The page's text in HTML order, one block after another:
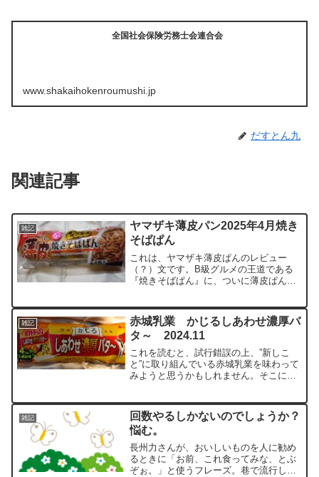
全国社会保険労務士会連合会
www.shakaihokenroumushi.jp
だすとん九
関連記事
雑記
ヤマザキ薄皮パン2025年4月焼き
そばぱん
これは、ヤマザキ薄皮ぱんのレビュー
（？）文です。B級グルメの王道である
『焼きそばぱん』に、ついに薄皮ぱんが
質 2.1g脂質 1.5g炭水化物 9.9g食塩
相当量 ...
雑記
赤城乳業 かじるしあわせ濃厚バ
タ～ 2024.11
これを読むと、試行錯誤の上、”新しこ
と”に取り組んでいる赤城乳業を味わって
みようと思うかもしれません。そこに何
く質 2.6g脂質 8.1g炭水化物 14.3g
食...
雑記
回数やるしかないのでしょうか？
悩む。
長州力さんが、おいしいものを人に勧め
るときに「お前、これ食ってみな、とぶ
ぞぉ。」と使うフレーズ。巷で流行して